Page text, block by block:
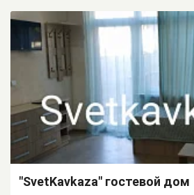
"SvetKavkaza" гостевой дом